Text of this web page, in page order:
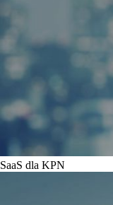
SaaS dla KPN